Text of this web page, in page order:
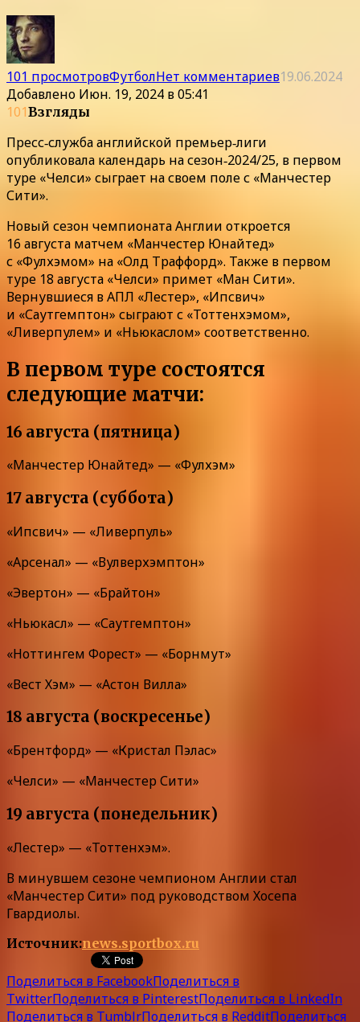
101 просмотровФутболНет комментариев19.06.2024
Добавлено Июн. 19, 2024 в 05:41
101Взгляды
Пресс‑служба английской премьер‑лиги
опубликовала календарь на сезон‑2024/25, в первом
туре «Челси» сыграет на своем поле с «Манчестер
Сити».
Новый сезон чемпионата Англии откроется
16 августа матчем «Манчестер Юнайтед»
с «Фулхэмом» на «Олд Траффорд». Также в первом
туре 18 августа «Челси» примет «Ман Сити».
Вернувшиеся в АПЛ «Лестер», «Ипсвич»
и «Саутгемптон» сыграют с «Тоттенхэмом»,
«Ливерпулем» и «Ньюкаслом» соответственно.
В первом туре состоятся
следующие матчи:
16 августа (пятница)
«Манчестер Юнайтед» — «Фулхэм»
17 августа (суббота)
«Ипсвич» — «Ливерпуль»
«Арсенал» — «Вулверхэмптон»
«Эвертон» — «Брайтон»
«Ньюкасл» — «Саутгемптон»
«Ноттингем Форест» — «Борнмут»
«Вест Хэм» — «Астон Вилла»
18 августа (воскресенье)
«Брентфорд» — «Кристал Пэлас»
«Челси» — «Манчестер Сити»
19 августа (понедельник)
«Лестер» — «Тоттенхэм».
В минувшем сезоне чемпионом Англии стал
«Манчестер Сити» под руководством Хосепа
Гвардиолы.
Источник:news.sportbox.ru
Поделиться в FacebookПоделиться в
TwitterПоделиться в PinterestПоделиться в LinkedIn
Поделиться в TumblrПоделиться в RedditПоделиться